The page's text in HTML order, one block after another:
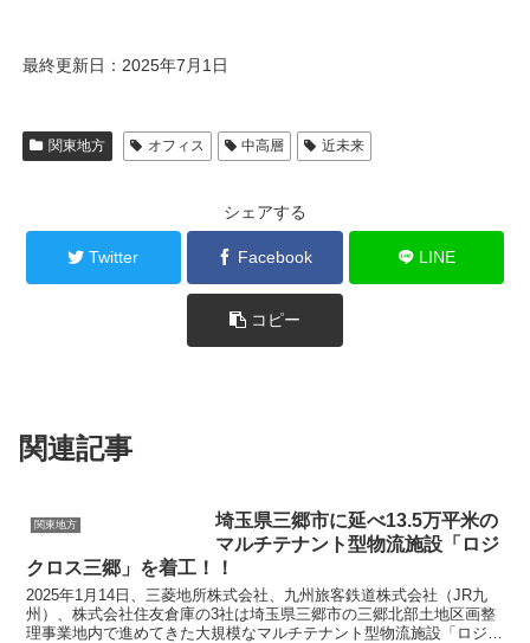
最終更新日：2025年7月1日
関東地方 オフィス 中高層 近未来
シェアする
Twitter Facebook LINE
コピー
関連記事
関東地方
埼玉県三郷市に延べ13.5万平米の
マルチテナント型物流施設「ロジ
クロス三郷」を着工！！
2025年1月14日、三菱地所株式会社、九州旅客鉄道株式会社（JR九
州）、株式会社住友倉庫の3社は埼玉県三郷市の三郷北部土地区画整
理事業地内で進めてきた大規模なマルチテナント型物流施設「ロジク